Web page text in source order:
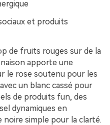
et produits
de fruits rouges sur de la
apporte une
le rose soutenu pour les
un blanc cassé pour
de produits fun, des
dynamiques en
noire simple pour la clarté.